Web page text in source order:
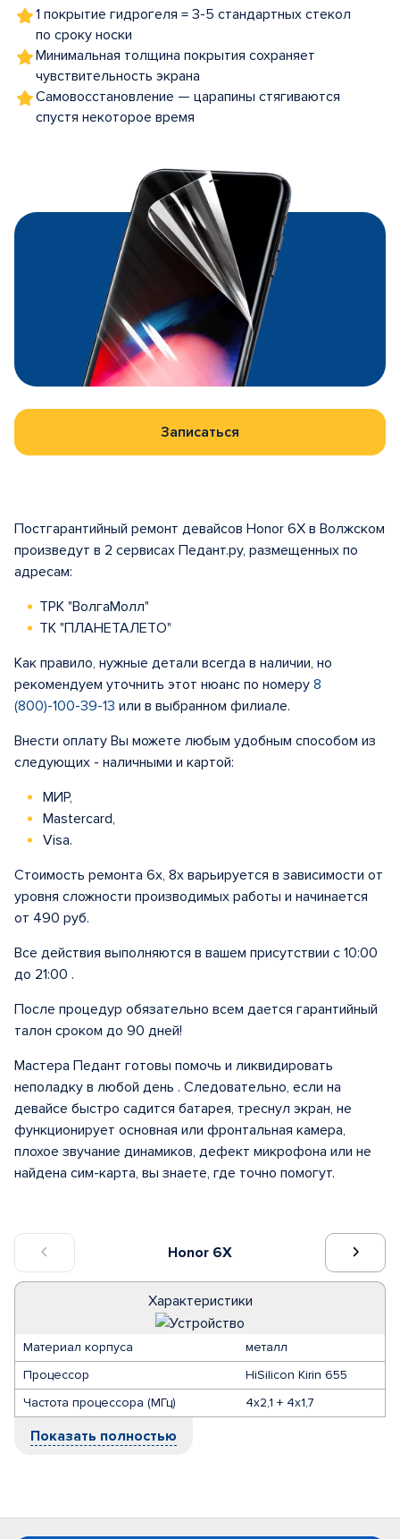
1 покрытие гидрогеля = 3-5 стандартных стекол
по сроку носки
Минимальная толщина покрытия сохраняет
чувствительность экрана
Самовосстановление — царапины стягиваются
спустя некоторое время
Записаться
Honor 6X
Характеристики
Материал корпуса
металл
Процессор
HiSilicon Kirin 655
Частота процессора (МГц)
4х2,1 + 4х1,7
Показать полностью
Постгарантийный ремонт девайсов Honor 6X в Волжском
произведут в 2 сервисах Педант.ру, размещенных по
адресам:
ТРК "ВолгаМолл"
ТК "ПЛАНЕТАЛЕТО"
Как правило, нужные детали всегда в наличии, но
рекомендуем уточнить этот нюанс по номеру 8
(800)-100-39-13 или в выбранном филиале.
Внести оплату Вы можете любым удобным способом из
следующих - наличными и картой:
МИР,
Mastercard,
Visa.
Стоимость ремонта 6х, 8x варьируется в зависимости от
уровня сложности производимых работы и начинается
от 490 руб.
Все действия выполняются в вашем присутствии с 10:00
до 21:00 .
После процедур обязательно всем дается гарантийный
талон сроком до 90 дней!
Мастера Педант готовы помочь и ликвидировать
неполадку в любой день . Следовательно, если на
девайсе быстро садится батарея, треснул экран, не
функционирует основная или фронтальная камера,
плохое звучание динамиков, дефект микрофона или не
найдена сим-карта, вы знаете, где точно помогут.